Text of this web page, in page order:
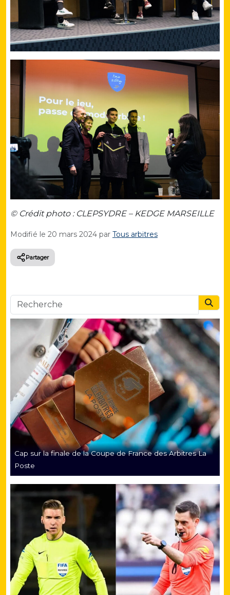
© Crédit photo : CLEPSYDRE – KEDGE MARSEILLE
Modifié le 20 mars 2024 par Tous arbitres
Partager
Cap sur la finale de la Coupe de France des Arbitres La
Poste